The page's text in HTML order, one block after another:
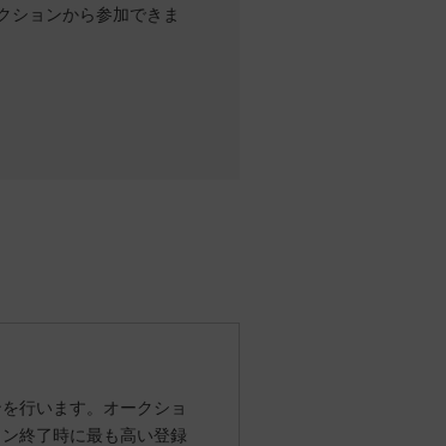
ションから参加できま
行います。オークショ
終了時に最も高い登録